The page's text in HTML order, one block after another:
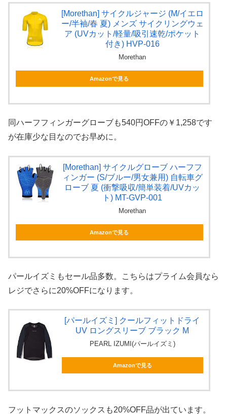
[Morethan] サイクルジャージ (M/イエロ
ー/半袖/春 夏) メンズ サイクリングウェ
ア (UVカット/軽量/吸引速乾/ポケット
付き) HVP-016
Morethan
Amazonで見る
同ハーフフィンガーグローブも540円OFFの￥1,258です
が在庫少な目なのでお早めに。
[Morethan] サイクルグローブ ハーフフ
ィンガー (S/ブルー/男女兼用) 自転車グ
ローブ 夏 (衝撃吸収/簡単装着/UVカッ
ト) MT-GVP-001
Morethan
Amazonで見る
パールイズミもセール品多数。こちらはプライム会員なら
レジでさらに20%OFFになります。
[パールイズミ] クールフィットドライ
UV ロングスリーブ ブラック M
PEARL IZUMI(パールイズミ)
Amazonで見る
フットマックスのソックスも20%OFF品が出ています。